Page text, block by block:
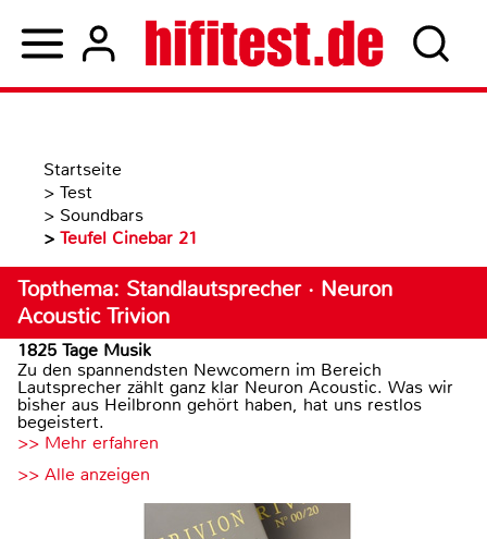
Startseite
> Test
> Soundbars
> Teufel Cinebar 21
Topthema: Standlautsprecher · Neuron
Acoustic Trivion
1825 Tage Musik
Zu den spannendsten Newcomern im Bereich
Lautsprecher zählt ganz klar Neuron Acoustic. Was wir
bisher aus Heilbronn gehört haben, hat uns restlos
begeistert.
>> Mehr erfahren
>> Alle anzeigen